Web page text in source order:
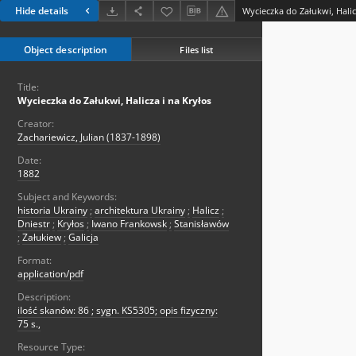
Hide details Wycieczka do Załukwi,
Object description Files list
Title:
Wycieczka do Załukwi, Halicza i na Kryłos
Creator:
Zachariewicz, Julian (1837-1898)
Date:
1882
Subject and Keywords:
historia Ukrainy ; architektura Ukrainy ; Halicz ;
Dniestr ; Kryłos ; Iwano Frankowsk ; Stanisławów
; Załukiew ; Galicja
Format:
application/pdf
Description:
ilość skanów: 86 ; sygn. KS5305; opis fizyczny:
75 s.,
Resource Type: